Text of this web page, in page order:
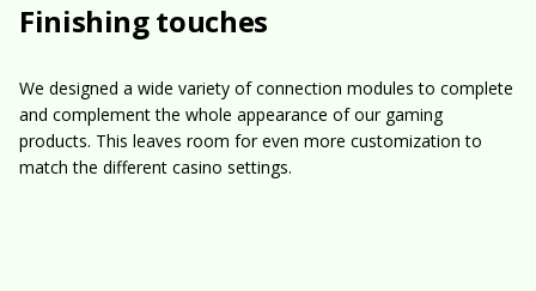
Finishing touches
We designed a wide variety of connection modules to complete
and complement the whole appearance of our gaming
products. This leaves room for even more customization to
match the different casino settings.